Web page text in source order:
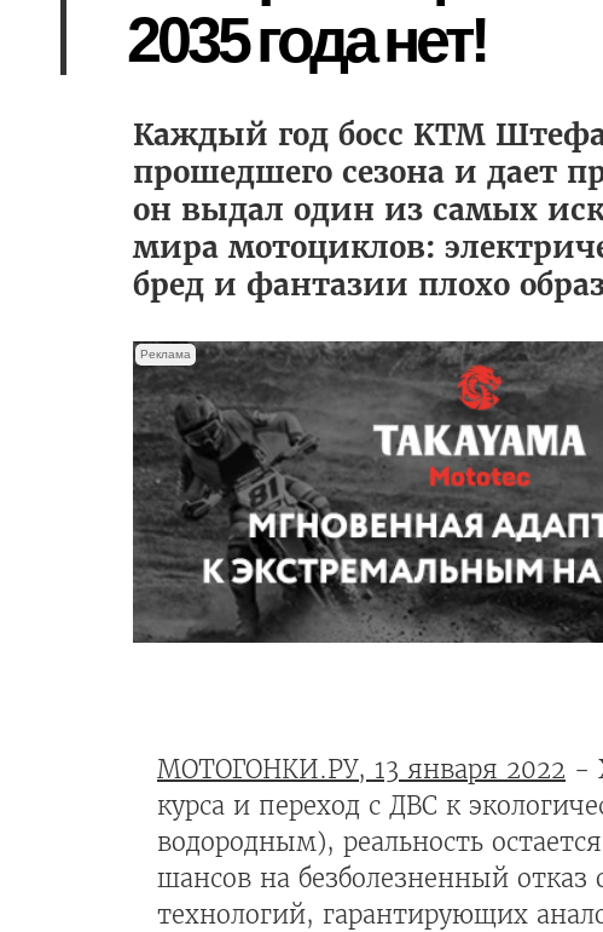
2035 года нет!
Каждый год босс KTM
прошедшего сезона и дает
он выдал один из самых
мира мотоциклов:
бред и фантазии плохо
Реклама
МОТОГОНКИ.РУ, 13 января 2022 -
курса и переход с ДВС к
водородным), реальность
шансов на безболезненный
технологий, гарантирующих